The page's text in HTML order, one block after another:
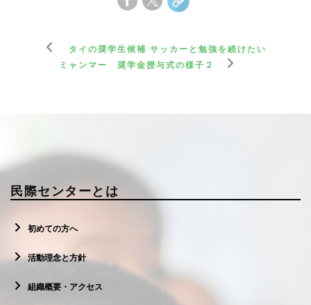
タイの奨学生候補 サッカーと勉強を続けたい
ミャンマー 奨学金授与式の様子２
民際センターとは
初めての方へ
活動理念と方針
組織概要・アクセス